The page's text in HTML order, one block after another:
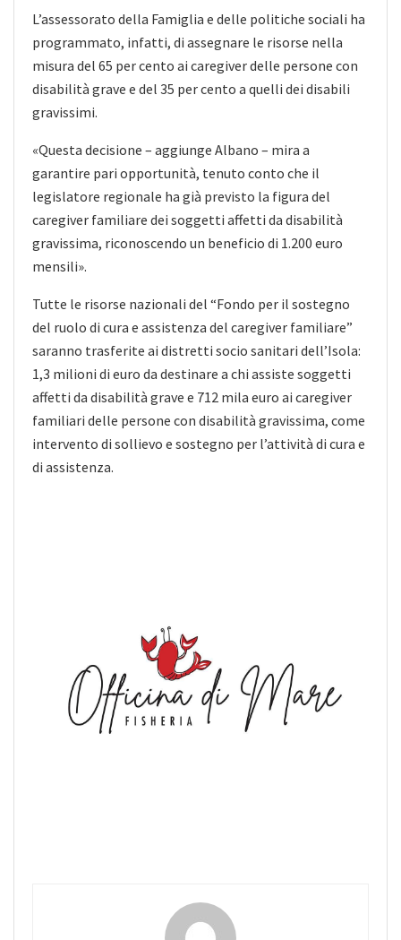
L’assessorato della Famiglia e delle politiche sociali ha
programmato, infatti, di assegnare le risorse nella
misura del 65 per cento ai caregiver delle persone con
disabilità grave e del 35 per cento a quelli dei disabili
gravissimi.
«Questa decisione – aggiunge Albano – mira a
garantire pari opportunità, tenuto conto che il
legislatore regionale ha già previsto la figura del
caregiver familiare dei soggetti affetti da disabilità
gravissima, riconoscendo un beneficio di 1.200 euro
mensili».
Tutte le risorse nazionali del “Fondo per il sostegno
del ruolo di cura e assistenza del caregiver familiare”
saranno trasferite ai distretti socio sanitari dell’Isola:
1,3 milioni di euro da destinare a chi assiste soggetti
affetti da disabilità grave e 712 mila euro ai caregiver
familiari delle persone con disabilità gravissima, come
intervento di sollievo e sostegno per l’attività di cura e
di assistenza.